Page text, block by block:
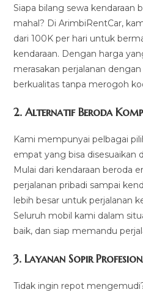
Siapa bilang sewa kendaraan
mahal? Di ArimbiRentCar,
dari 100K per hari untuk
kendaraan. Dengan harga
merasakan perjalanan
berkualitas tanpa merogoh
2. Alternatif Beroda
Kami mempunyai pelbagai
empat yang bisa disesuaikan
Mulai dari kendaraan beroda
perjalanan pribadi sampai
lebih besar untuk perjalanan
Seluruh mobil kami dalam
baik, dan siap memandu
3.Layanan Sopir
Tidak ingin repot